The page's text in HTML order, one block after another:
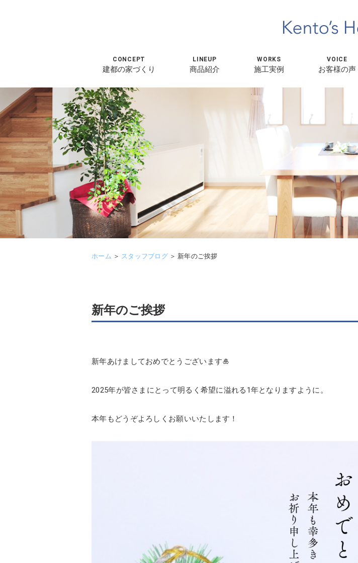
CONCEPT
建都の家づくり
LINEUP
商品紹介
WORKS
施工実例
VOICE
お客様の声
ホーム ＞ スタッフブログ ＞ 新年のご挨拶
新年のご挨拶
新年あけましておめでとうございます🎍
2025年が皆さまにとって明るく希望に溢れる1年となりますように。
本年もどうぞよろしくお願いいたします！